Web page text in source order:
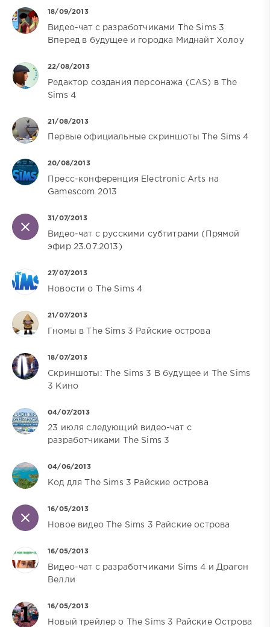
18/09/2013
Видео-чат с разработчиками The Sims 3
Вперед в будущее и городка Миднайт Холоу
22/08/2013
Редактор создания персонажа (CAS) в The
Sims 4
21/08/2013
Первые официальные скриншоты The Sims 4
20/08/2013
Пресс-конференция Electronic Arts на
Gamescom 2013
31/07/2013
Видео-чат с русскими субтитрами (Прямой
эфир 23.07.2013)
27/07/2013
Новости о The Sims 4
21/07/2013
Гномы в The Sims 3 Райские острова
18/07/2013
Скриншоты: The Sims 3 В будущее и The Sims
3 Кино
04/07/2013
23 июля следующий видео-чат с
разработчиками The Sims 3
04/06/2013
Код для The Sims 3 Райские острова
16/05/2013
Новое видео The Sims 3 Райские острова
16/05/2013
Видео-чат с разработчиками Sims 4 и Драгон
Велли
16/05/2013
Новый трейлер о The Sims 3 Райские Острова